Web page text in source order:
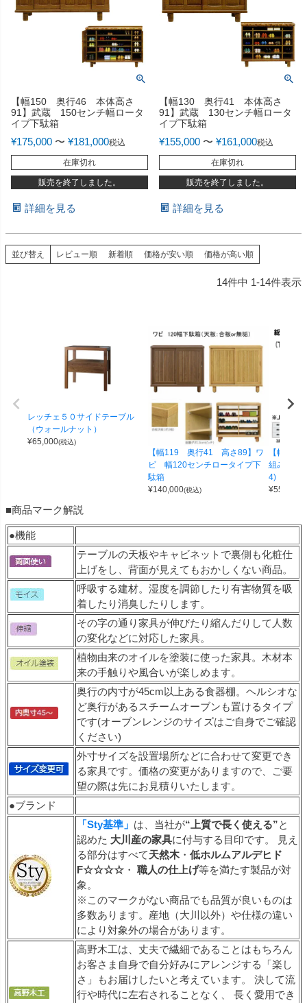
【幅150 奥行46 本体高さ
91】武蔵 150センチ幅ロータ
イプ下駄箱
¥175,000 〜 ¥181,000税込
在庫切れ
販売を終了しました。
詳細を見る
【幅130 奥行41 本体高さ
91】武蔵 130センチ幅ロータ
イプ下駄箱
¥155,000 〜 ¥161,000税込
在庫切れ
販売を終了しました。
詳細を見る
並び替え レビュー順 新着順 価格が安い順 価格が高い順
14件中 1-14件表示
レッチェ５０サイドテーブル
（ウォールナット）
¥65,000(税込)
【幅119 奥行41 高さ89】ワ
ビ 幅120センチロータイプ下
駄箱
¥140,000(税込)
【幅100
組み合わ
4)
¥55,000
■商品マーク解説
●機能
テーブルの天板やキャビネットで裏側も化粧仕
上げをし、背面が見えてもおかしくない商品。
呼吸する建材。湿度を調節したり有害物質を吸
着したり消臭したりします。
その字の通り家具が伸びたり縮んだりして人数
の変化などに対応した家具。
植物由来のオイルを塗装に使った家具。木材本
来の手触りや風合いが楽しめます。
奥行の内寸が45cm以上ある食器棚。ヘルシオな
ど奥行があるスチームオーブンも置けるタイプ
です(オーブンレンジのサイズはご自身でご確認
ください)
外寸サイズを設置場所などに合わせて変更でき
る家具です。価格の変更がありますので、ご要
望の際は先にお見積りいたします。
●ブランド
「Sty基準」 は、当社が“上質で長く使える”と
認めた 大川産の家具に付与する目印です。 見え
る部分はすべて天然木 ・ 低ホルムアルデヒド
F☆☆☆☆ ・ 職人の仕上げ等を満たす製品が対
象。
※このマークがない商品でも品質が良いものは
多数あります。産地（大川以外）や仕様の違い
により対象外の場合があります。
高野木工は、丈夫で繊細であることはもちろん
お客さま自身で自分好みにアレンジする「楽し
さ」もお届けしたいと考えています。 決して流
行や時代に左右されることなく、 長く愛用でき